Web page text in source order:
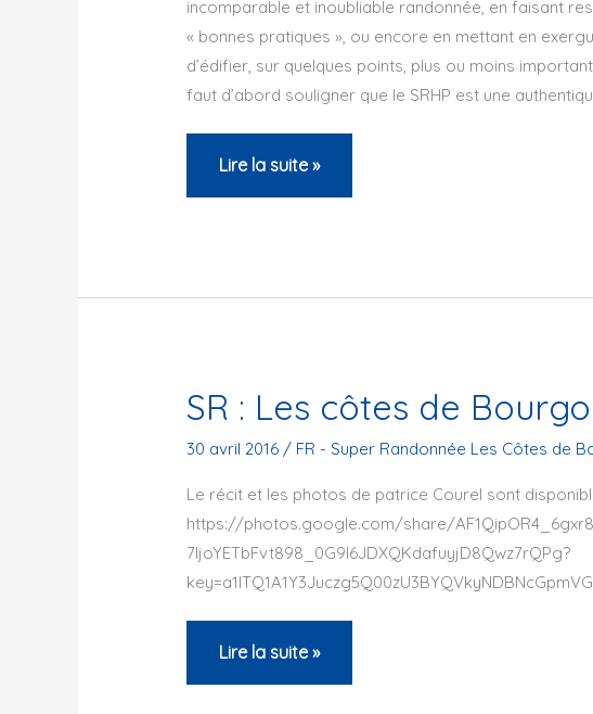
incomparable et inoubliable randonnée, en faisant
« bonnes pratiques », ou encore en mettant en
d’édifier, sur quelques points, plus ou moins
faut d’abord souligner que le SRHP est une
LA
SUPER
Lire la suite »
SR : Les côtes de
30 avril 2016 / FR - Super Randonnée Les Côtes de
Le récit et les photos de patrice Courel sont
https://photos.google.com/share/
7IjoYETbFvt898_0G9l6JDXQKdafuyjD8Qwz7rQPg?
SR
:
Lire la suite »